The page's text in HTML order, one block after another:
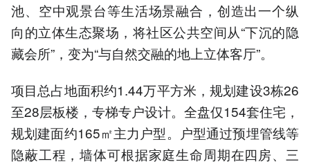
池、空中观景台等生活场景融合，创造出一个纵
向的立体生态聚场，将社区公共空间从“下沉的隐
藏会所”，变为“与自然交融的地上立体客厅”。
项目总占地面积约1.44万平方米，规划建设3栋26
至28层板楼，专梯专户设计。全盘仅154套住宅，
规划建面约165㎡主力户型。户型通过预埋管线等
隐蔽工程，墙体可根据家庭生命周期在四房、三